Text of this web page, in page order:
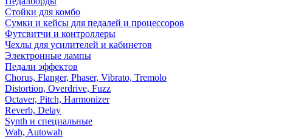
Стойки для комбо
Сумки и кейсы для педалей и процессоров
Футсвитчи и контроллеры
Чехлы для усилителей и кабинетов
Электронные лампы
Педали эффектов
Chorus, Flanger, Phaser, Vibrato, Tremolo
Distortion, Overdrive, Fuzz
Octaver, Pitch, Harmonizer
Reverb, Delay
Synth и специальные
Wah, Autowah